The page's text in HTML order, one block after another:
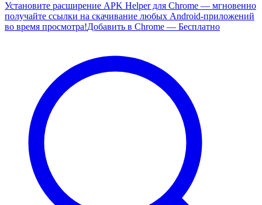
Установите расширение APK Helper для Chrome — мгновенно
получайте ссылки на скачивание любых Android-приложений
во время просмотра!Добавить в Chrome — Бесплатно